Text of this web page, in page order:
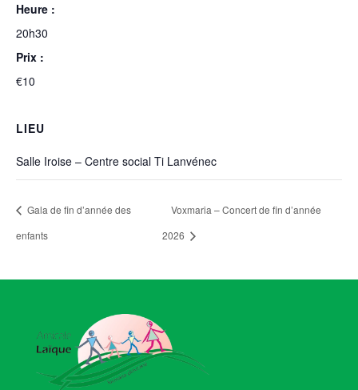
Heure :
20h30
Prix :
€10
LIEU
Salle Iroise – Centre social Ti Lanvénec
Gala de fin d’année des
enfants
Voxmaria – Concert de fin d’année
2026